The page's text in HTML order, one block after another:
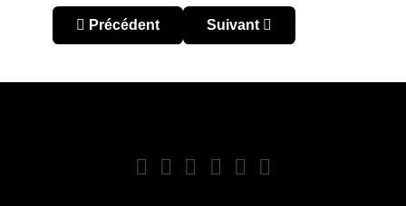
Article précédent : Chine – Chinese Super
Précédent Article suivant : Chine –
Suivant